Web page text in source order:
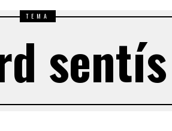
TEMA
sentís